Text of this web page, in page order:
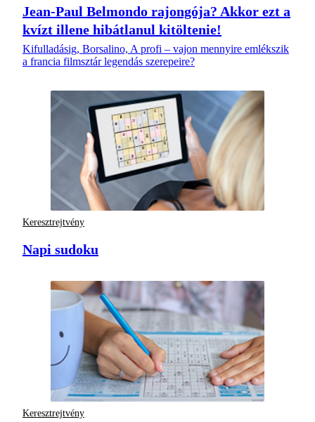
Jean-Paul Belmondo rajongója? Akkor ezt a
kvízt illene hibátlanul kitöltenie!
Kifulladásig, Borsalino, A profi – vajon mennyire emlékszik
a francia filmsztár legendás szerepeire?
Keresztrejtvény
Napi sudoku
Keresztrejtvény